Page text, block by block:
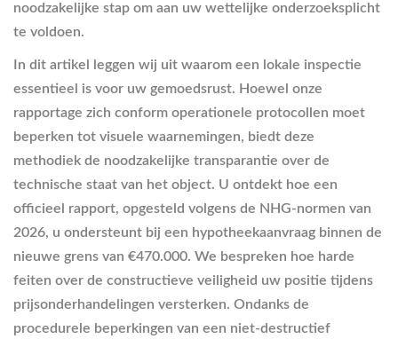
noodzakelijke stap om aan uw wettelijke onderzoeksplicht
te voldoen.
In dit artikel leggen wij uit waarom een lokale inspectie
essentieel is voor uw gemoedsrust. Hoewel onze
rapportage zich conform operationele protocollen moet
beperken tot visuele waarnemingen, biedt deze
methodiek de noodzakelijke transparantie over de
technische staat van het object. U ontdekt hoe een
officieel rapport, opgesteld volgens de NHG-normen van
2026, u ondersteunt bij een hypotheekaanvraag binnen de
nieuwe grens van €470.000. We bespreken hoe harde
feiten over de constructieve veiligheid uw positie tijdens
prijsonderhandelingen versterken. Ondanks de
procedurele beperkingen van een niet-destructief